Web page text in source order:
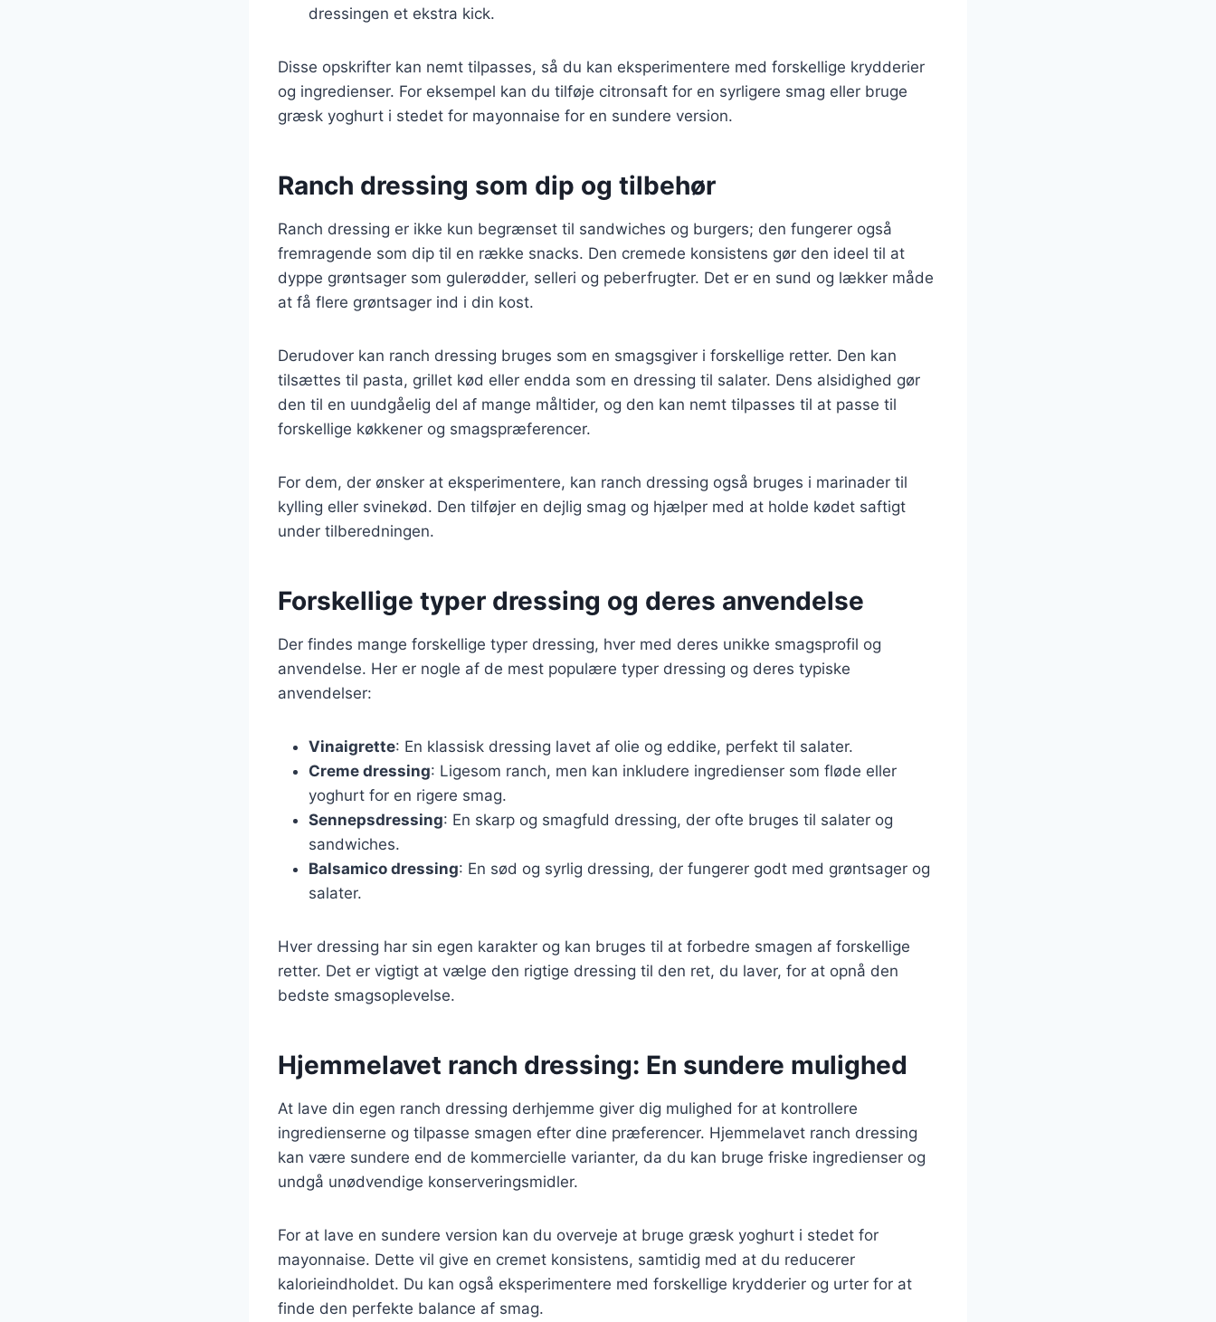
dressingen et ekstra kick.
Disse opskrifter kan nemt tilpasses, så du kan eksperimentere med forskellige krydderier
og ingredienser. For eksempel kan du tilføje citronsaft for en syrligere smag eller bruge
græsk yoghurt i stedet for mayonnaise for en sundere version.
Ranch dressing som dip og tilbehør
Ranch dressing er ikke kun begrænset til sandwiches og burgers; den fungerer også
fremragende som dip til en række snacks. Den cremede konsistens gør den ideel til at
dyppe grøntsager som gulerødder, selleri og peberfrugter. Det er en sund og lækker måde
at få flere grøntsager ind i din kost.
Derudover kan ranch dressing bruges som en smagsgiver i forskellige retter. Den kan
tilsættes til pasta, grillet kød eller endda som en dressing til salater. Dens alsidighed gør
den til en uundgåelig del af mange måltider, og den kan nemt tilpasses til at passe til
forskellige køkkener og smagspræferencer.
For dem, der ønsker at eksperimentere, kan ranch dressing også bruges i marinader til
kylling eller svinekød. Den tilføjer en dejlig smag og hjælper med at holde kødet saftigt
under tilberedningen.
Forskellige typer dressing og deres anvendelse
Der findes mange forskellige typer dressing, hver med deres unikke smagsprofil og
anvendelse. Her er nogle af de mest populære typer dressing og deres typiske
anvendelser:
Vinaigrette: En klassisk dressing lavet af olie og eddike, perfekt til salater.
Creme dressing: Ligesom ranch, men kan inkludere ingredienser som fløde eller
yoghurt for en rigere smag.
Sennepsdressing: En skarp og smagfuld dressing, der ofte bruges til salater og
sandwiches.
Balsamico dressing: En sød og syrlig dressing, der fungerer godt med grøntsager og
salater.
Hver dressing har sin egen karakter og kan bruges til at forbedre smagen af forskellige
retter. Det er vigtigt at vælge den rigtige dressing til den ret, du laver, for at opnå den
bedste smagsoplevelse.
Hjemmelavet ranch dressing: En sundere mulighed
At lave din egen ranch dressing derhjemme giver dig mulighed for at kontrollere
ingredienserne og tilpasse smagen efter dine præferencer. Hjemmelavet ranch dressing
kan være sundere end de kommercielle varianter, da du kan bruge friske ingredienser og
undgå unødvendige konserveringsmidler.
For at lave en sundere version kan du overveje at bruge græsk yoghurt i stedet for
mayonnaise. Dette vil give en cremet konsistens, samtidig med at du reducerer
kalorieindholdet. Du kan også eksperimentere med forskellige krydderier og urter for at
finde den perfekte balance af smag.